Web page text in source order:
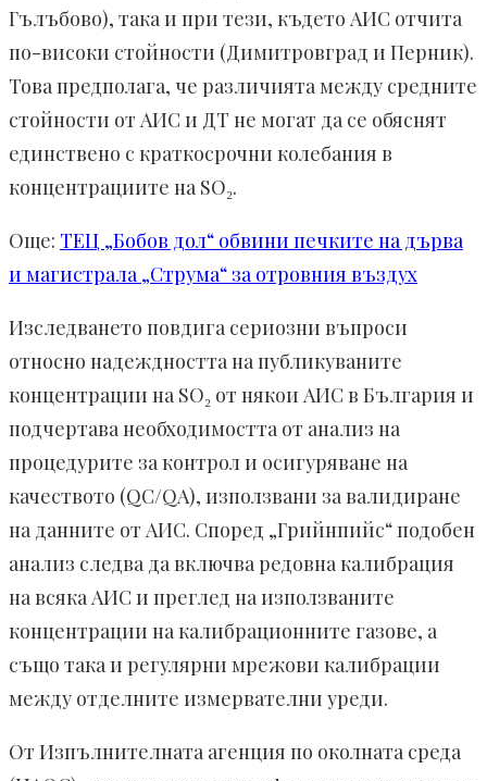
Гълъбово), така и при тези, където АИС отчита
по-високи стойности (Димитровград и Перник).
Това предполага, че различията между средните
стойности от АИС и ДТ не могат да се обяснят
единствено с краткосрочни колебания в
концентрациите на SO₂.
Още: ТЕЦ „Бобов дол“ обвини печките на дърва
и магистрала „Струма“ за отровния въздух
Изследването повдига сериозни въпроси
относно надеждността на публикуваните
концентрации на SO₂ от някои АИС в България и
подчертава необходимостта от анализ на
процедурите за контрол и осигуряване на
качеството (QC/QA), използвани за валидиране
на данните от АИС. Според „Грийнпийс“ подобен
анализ следва да включва редовна калибрация
на всяка АИС и преглед на използваните
концентрации на калибрационните газове, а
също така и регулярни мрежови калибрации
между отделните измервателни уреди.
От Изпълнителната агенция по околната среда